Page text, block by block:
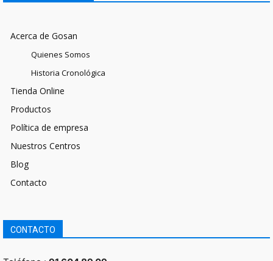
Acerca de Gosan
Quienes Somos
Historia Cronológica
Tienda Online
Productos
Política de empresa
Nuestros Centros
Blog
Contacto
CONTACTO